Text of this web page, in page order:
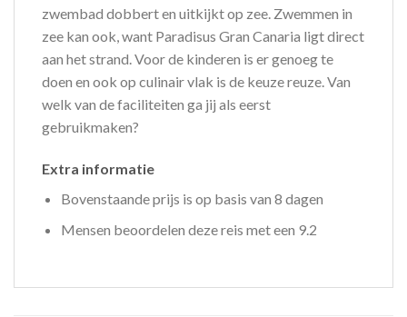
zwembad dobbert en uitkijkt op zee. Zwemmen in
zee kan ook, want Paradisus Gran Canaria ligt direct
aan het strand. Voor de kinderen is er genoeg te
doen en ook op culinair vlak is de keuze reuze. Van
welk van de faciliteiten ga jij als eerst
gebruikmaken?
Extra informatie
Bovenstaande prijs is op basis van 8 dagen
Mensen beoordelen deze reis met een 9.2